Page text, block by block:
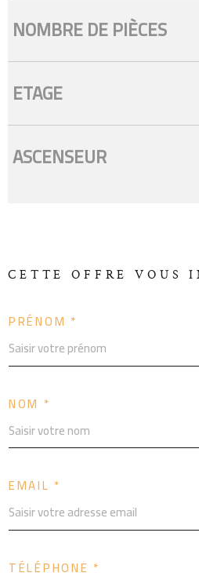
NOMBRE DE PIÈCES
ETAGE
ASCENSEUR
CETTE OFFRE VOUS
PRÉNOM *
NOM *
EMAIL *
TÉLÉPHONE *